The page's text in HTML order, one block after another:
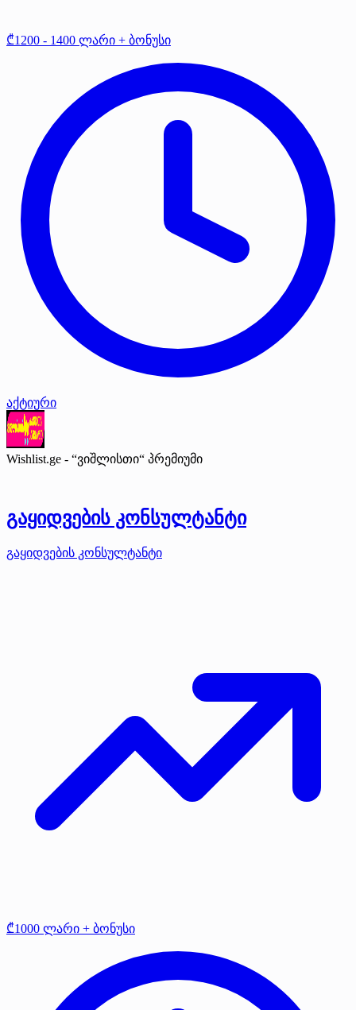
₾1200 - 1400 ლარი + ბონუსი
აქტიური
Wishlist.ge - “ვიშლისთი“ პრემიუმი
გაყიდვების კონსულტანტი
გაყიდვების კონსულტანტი
₾1000 ლარი + ბონუსი